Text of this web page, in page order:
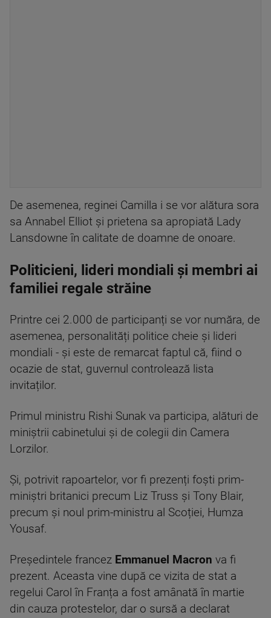
De asemenea, reginei Camilla i se vor alătura sora
sa Annabel Elliot și prietena sa apropiată Lady
Lansdowne în calitate de doamne de onoare.
Politicieni, lideri mondiali și membri ai
familiei regale străine
Printre cei 2.000 de participanți se vor număra, de
asemenea, personalități politice cheie și lideri
mondiali - și este de remarcat faptul că, fiind o
ocazie de stat, guvernul controlează lista
invitaților.
Primul ministru Rishi Sunak va participa, alături de
miniștrii cabinetului și de colegii din Camera
Lorzilor.
Și, potrivit rapoartelor, vor fi prezenți foști prim-
miniștri britanici precum Liz Truss și Tony Blair,
precum și noul prim-ministru al Scoției, Humza
Yousaf.
Președintele francez Emmanuel Macron va fi
prezent. Aceasta vine după ce vizita de stat a
regelui Carol în Franța a fost amânată în martie
din cauza protestelor, dar o sursă a declarat